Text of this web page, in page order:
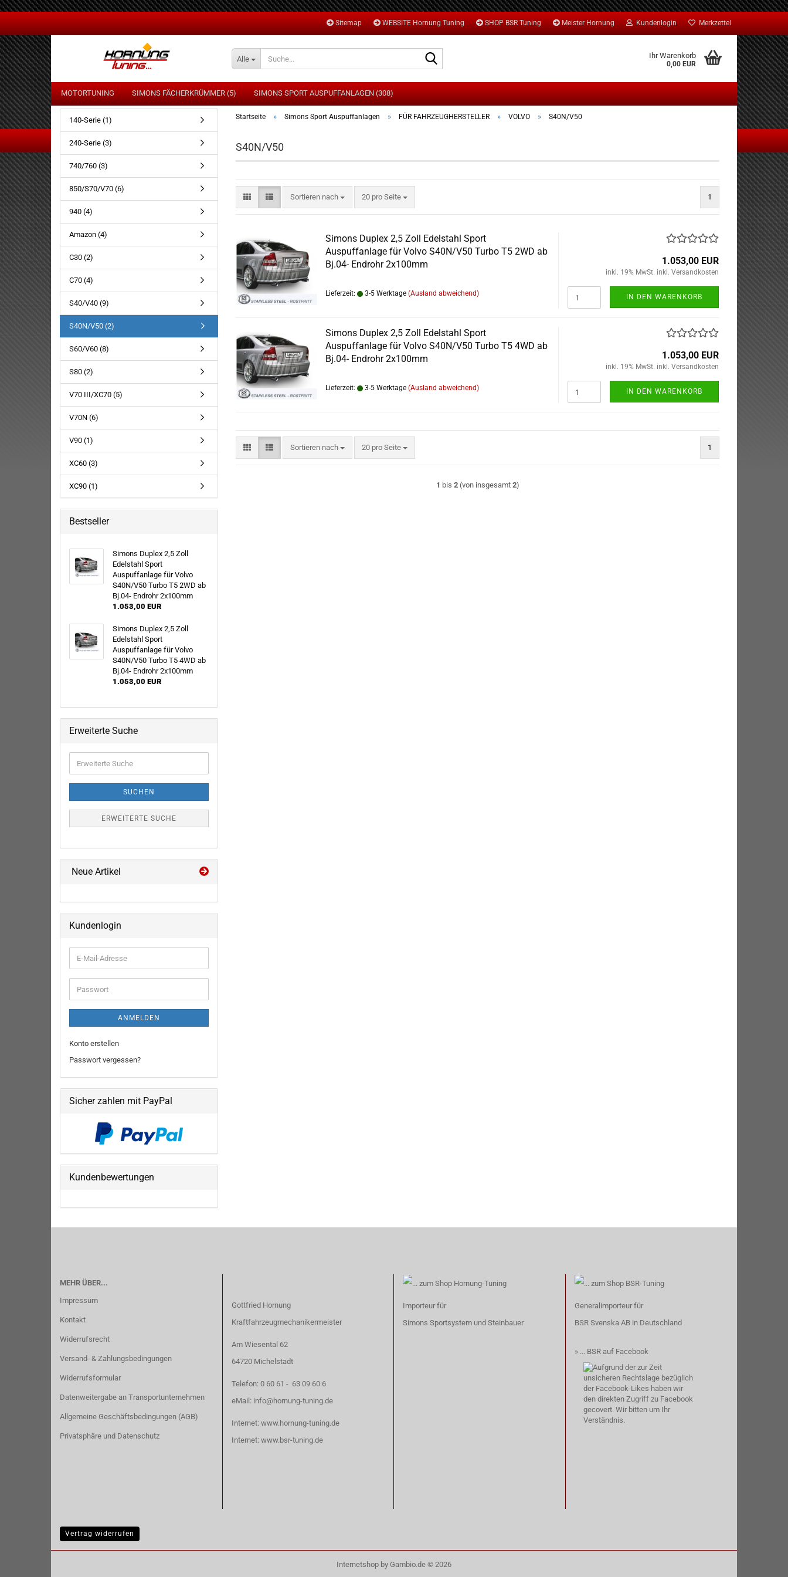
Sitemap WEBSITE Hornung Tuning SHOP BSR Tuning Meister Hornung Kundenlogin Merkzettel
Alle Ihr Warenkorb
0,00 EUR
MOTORTUNING SIMONS FÄCHERKRÜMMER (5) SIMONS SPORT AUSPUFFANLAGEN (308)
AUDI
FORD
HONDA
MAZDA
OPEL
PEUGEOT
RENAULT
SAAB
SEAT
SUZUKI
TOYOTA
VOLVO
VW
Startseite » Simons Sport Auspuffanlagen » FÜR FAHRZEUGHERSTELLER » VOLVO » S40N/V50
S40N/V50
Sortieren nach
Sortieren nach 20 pro Seite
pro Seite 1
Simons Duplex 2,5 Zoll Edelstahl Sport
Auspuffanlage für Volvo S40N/V50 Turbo T5 2WD ab
Bj.04- Endrohr 2x100mm
Lieferzeit: 3-5 Werktage (Ausland abweichend)
1.053,00 EUR
inkl. 19% MwSt. inkl. Versandkosten
IN DEN WARENKORB
Simons Duplex 2,5 Zoll Edelstahl Sport
Auspuffanlage für Volvo S40N/V50 Turbo T5 4WD ab
Bj.04- Endrohr 2x100mm
Lieferzeit: 3-5 Werktage (Ausland abweichend)
1.053,00 EUR
inkl. 19% MwSt. inkl. Versandkosten
IN DEN WARENKORB
Sortieren nach
Sortieren nach 20 pro Seite
pro Seite 1
1 bis 2(von insgesamt 2)
140-Serie (1)
240-Serie (3)
740/760 (3)
850/S70/V70 (6)
940 (4)
Amazon (4)
C30 (2)
C70 (4)
S40/V40 (9)
S40N/V50 (2)
S60/V60 (8)
S80 (2)
V70 III/XC70 (5)
V70N (6)
V90 (1)
XC60 (3)
XC90 (1)
Bestseller
Simons Duplex 2,5 Zoll
Edelstahl Sport
Auspuffanlage für Volvo
S40N/V50 Turbo T5 2WD ab
Bj.04- Endrohr 2x100mm
1.053,00 EUR
Simons Duplex 2,5 Zoll
Edelstahl Sport
Auspuffanlage für Volvo
S40N/V50 Turbo T5 4WD ab
Bj.04- Endrohr 2x100mm
1.053,00 EUR
Erweiterte Suche
Suche
SUCHEN
ERWEITERTE SUCHE
Neue Artikel
Kundenlogin
E-
Mail-
Adresse
Passwort
ANMELDEN
Konto erstellen
Passwort vergessen?
Sicher zahlen mit PayPal
Kundenbewertungen
MEHR ÜBER...
Impressum
Kontakt
Widerrufsrecht
Versand- & Zahlungsbedingungen
Widerrufsformular
Datenweitergabe an Transportunternehmen
Allgemeine Geschäftsbedingungen (AGB)
Privatsphäre und Datenschutz
Gottfried Hornung
Kraftfahrzeugmechanikermeister
Am Wiesental 62
64720 Michelstadt
Telefon: 0 60 61 - 63 09 60 6
eMail: info@hornung-tuning.de
Internet: www.hornung-tuning.de
Internet: www.bsr-tuning.de
Importeur für
Simons Sportsystem und Steinbauer
Generalimporteur für
BSR Svenska ABin Deutschland
» ... BSR auf Facebook
Vertrag widerrufen
Internetshop by Gambio.de © 2026